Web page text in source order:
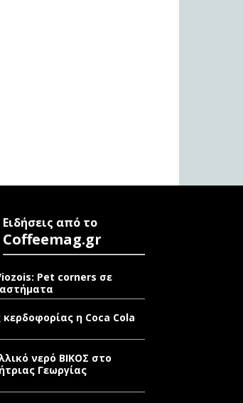
Ειδήσεις από το
Coffeemag.gr
Pet corners σε
η Coca Cola
νερό ΒΙΚΟΣ στο
Γεωργίας